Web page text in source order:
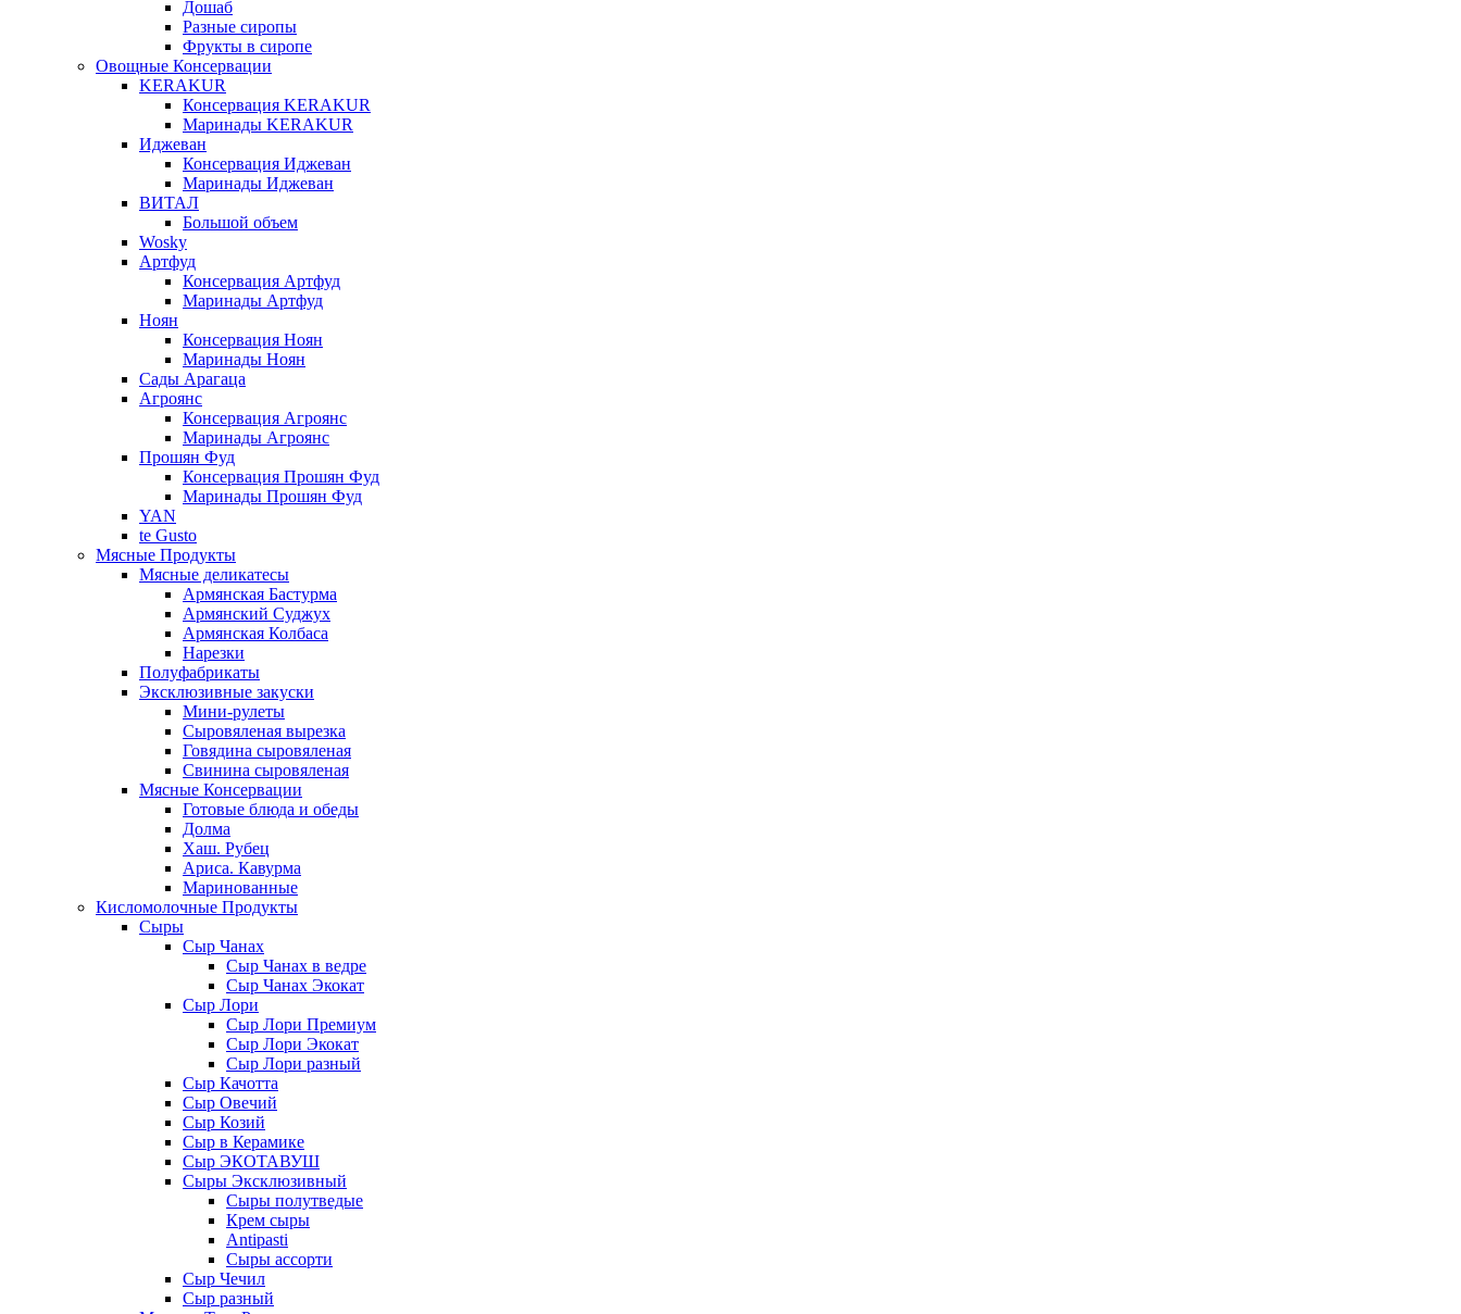
Дошаб
Разные сиропы
Фрукты в сиропе
Овощные Консервации
KERAKUR
Консервация KERAKUR
Маринады KERAKUR
Иджеван
Консервация Иджеван
Маринады Иджеван
ВИТАЛ
Большой объем
Wosky
Артфуд
Консервация Артфуд
Маринады Артфуд
Ноян
Консервация Ноян
Маринады Ноян
Сады Арагаца
Агроянс
Консервация Агроянс
Маринады Агроянс
Прошян Фуд
Консервация Прошян Фуд
Маринады Прошян Фуд
YAN
te Gusto
Мясные Продукты
Мясные деликатесы
Армянская Бастурма
Армянский Суджух
Армянская Колбаса
Нарезки
Полуфабрикаты
Эксклюзивные закуски
Мини-рулеты
Сыровяленая вырезка
Говядина сыровяленая
Свинина сыровяленая
Мясные Консервации
Готовые блюда и обеды
Долма
Хаш. Рубец
Ариса. Кавурма
Маринованные
Кисломолочные Продукты
Сыры
Сыр Чанах
Сыр Чанах в ведре
Сыр Чанах Экокат
Сыр Лори
Сыр Лори Премиум
Сыр Лори Экокат
Сыр Лори разный
Сыр Качотта
Сыр Овечий
Сыр Козий
Сыр в Керамике
Сыр ЭКОТАВУШ
Сыры Эксклюзивный
Сыры полутведые
Крем сыры
Antipasti
Сыры ассорти
Сыр Чечил
Сыр разный